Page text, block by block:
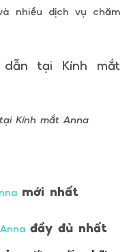
nhiều dịch vụ chăm
Kính mắt Anna
mới nhất
đầy đủ nhất